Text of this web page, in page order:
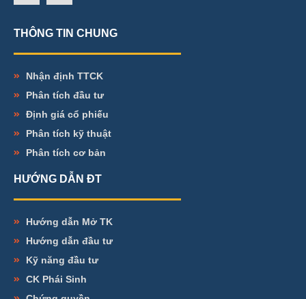
THÔNG TIN CHUNG
Nhận định TTCK
Phân tích đầu tư
Định giá cổ phiếu
Phân tích kỹ thuật
Phân tích cơ bản
HƯỚNG DẪN ĐT
Hướng dẫn Mở TK
Hướng dẫn đầu tư
Kỹ năng đầu tư
CK Phái Sinh